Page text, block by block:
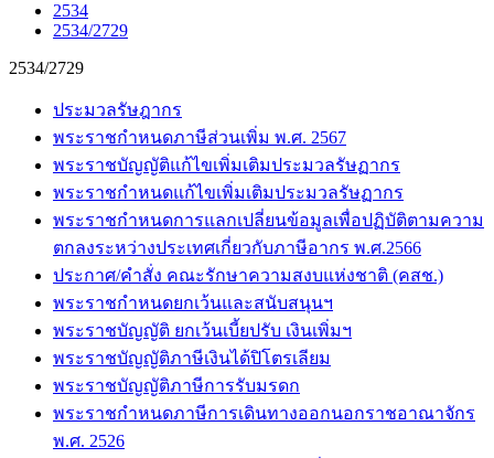
2534
2534/2729
2534/2729
ประมวลรัษฎากร
พระราชกำหนดภาษีส่วนเพิ่ม พ.ศ. 2567
พระราชบัญญัติแก้ไขเพิ่มเติมประมวลรัษฏากร
พระราชกำหนดแก้ไขเพิ่มเติมประมวลรัษฏากร
พระราชกำหนดการแลกเปลี่ยนข้อมูลเพื่อปฏิบัติตามความ
ตกลงระหว่างประเทศเกี่ยวกับภาษีอากร พ.ศ.2566
ประกาศ/คำสั่ง คณะรักษาความสงบแห่งชาติ (คสช.)
พระราชกำหนดยกเว้นและสนับสนุนฯ
พระราชบัญญัติ ยกเว้นเบี้ยปรับ เงินเพิ่มฯ
พระราชบัญญัติภาษีเงินได้ปิโตรเลียม
พระราชบัญญัติภาษีการรับมรดก
พระราชกำหนดภาษีการเดินทางออกนอกราชอาณาจักร
พ.ศ. 2526